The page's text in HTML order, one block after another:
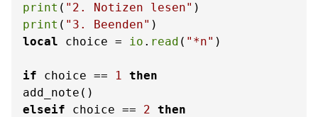
print ( "2. Notizen lesen"
print ( "3. Beenden"
local choice = io . read ( "*n" )
if choice == 1 then
elseif choice == 2 then